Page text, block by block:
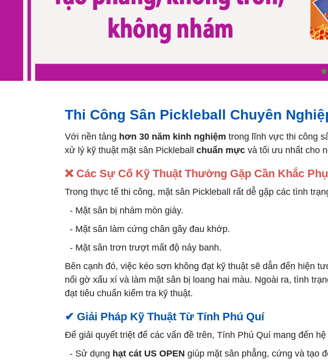
Thi Công Sân Pickleball Chuyên
Với nền tảng hơn 30 năm kinh nghiệm trong lĩnh vực thi công
xử lý kỹ thuật mặt sân Pickleball chuẩn mực và tối ưu nhất cho
❌ Các Sự Cố Kỹ Thuật Thường Gặp Cần Khắc
Trong thực tế thi công, mặt sân Pickleball rất dễ gặp các tình
- Mặt sân bị nhám mòn giày.
- Mặt sân làm cứng chân gây đau khớp.
- Mặt sân trơn trượt mất độ nảy banh.
Bên cạnh đó, việc kéo sơn không đạt kỹ thuật sẽ dẫn đến hiện
nối gờ xấu xí và làm mặt sân bị loang hai màu. Ngoài ra, tình
đạt tiêu chuẩn kiểm tra kỹ thuật.
✔ Giải Pháp Kỹ Thuật Từ Tính Phú Quí
Để giải quyết triệt để các vấn đề trên, Tính Phú Quí mang đến
- Sử dụng hạt cát US OPEN giúp mặt sân phẳng, cứng và tạo